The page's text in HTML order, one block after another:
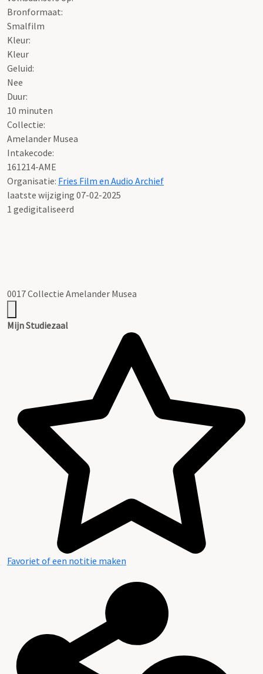
Bronformaat:
Smalfilm
Kleur:
Kleur
Geluid:
Nee
Duur:
10 minuten
Collectie:
Amelander Musea
Intakecode:
161214-AME
Organisatie: Fries Film en Audio Archief
laatste wijziging 07-02-2025
1 gedigitaliseerd
0017 Collectie Amelander Musea
Mijn Studiezaal
Favoriet of een notitie maken